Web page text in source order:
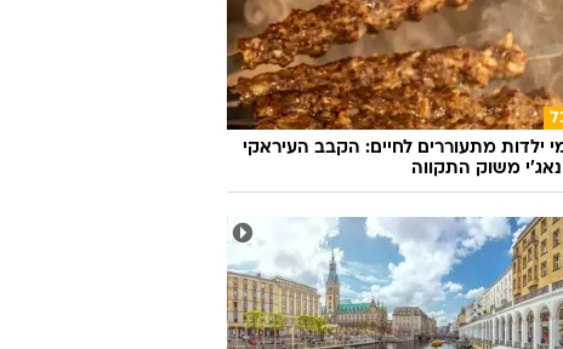
ילדות מתעוררים לחיים: הקבב העיראקי
משוק התקווה